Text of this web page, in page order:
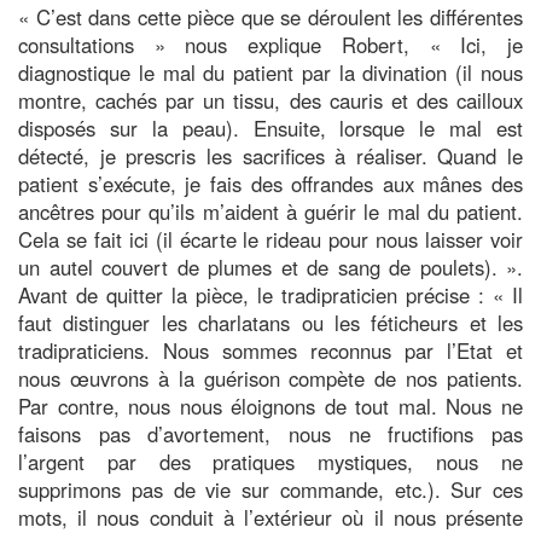
« C’est dans cette pièce que se déroulent les différentes
consultations » nous explique Robert, « Ici, je
diagnostique le mal du patient par la divination (il nous
montre, cachés par un tissu, des cauris et des cailloux
disposés sur la peau). Ensuite, lorsque le mal est
détecté, je prescris les sacrifices à réaliser. Quand le
patient s’exécute, je fais des offrandes aux mânes des
ancêtres pour qu’ils m’aident à guérir le mal du patient.
Cela se fait ici (il écarte le rideau pour nous laisser voir
un autel couvert de plumes et de sang de poulets). ».
Avant de quitter la pièce, le tradipraticien précise : « Il
faut distinguer les charlatans ou les féticheurs et les
tradipraticiens. Nous sommes reconnus par l’Etat et
nous œuvrons à la guérison compète de nos patients.
Par contre, nous nous éloignons de tout mal. Nous ne
faisons pas d’avortement, nous ne fructifions pas
l’argent par des pratiques mystiques, nous ne
supprimons pas de vie sur commande, etc.). Sur ces
mots, il nous conduit à l’extérieur où il nous présente